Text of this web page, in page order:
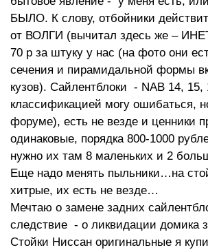
БЫЛО. К слову, отбойники
от ВОЛГИ (вычитал здесь же –
70 р за штуку у нас (на фото они
сечения и пирамидальной формы
кузов). Сайлентблоки - NАB 14, 15,
классификацией могу ошибаться,
форуме), есть не везде и ценники
одинаковые, порядка 800-1000
нужно их там 8 маленьких и 2
Еще надо менять пыльники…на
хитрые, их есть не везде…
Мечтаю о замене задних
следствие - о ликвидации домика
Стойки Ниссан оригинальные я